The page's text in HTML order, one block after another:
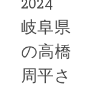
開しており、
発行企業が割
引分
続きを読む
岐阜県
の高橋
周平さ